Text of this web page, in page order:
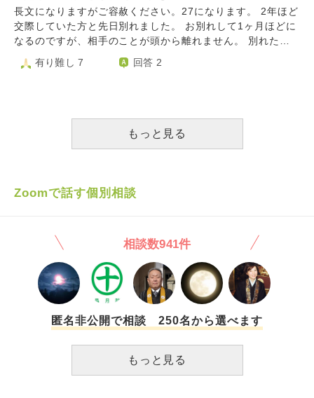
う乗り越えれるべきでしょうか。
り、自分の環境にも彼の態度にも振り回されて私は壊れてい
きました。距離、環境、自分、もう何を恨めばいいのか分か
りません。ただ、私がもっと自己を抑えていれば続いた関係
だったのかなと思って後悔してしまいます。 深い関係にな
ったあたりから、彼から支配欲を感じていました。有名大学
れられません。でも彼に幸せになってほしい。 長々とすみ
ませんが、乗り越えるために助言いただけると幸いです。
長文になりますがご容赦ください。27になります。 2年ほど
交際していた方と先日別れました。 お別れして1ヶ月ほどに
なるのですが、相手のことが頭から離れません。 別れた背
景なのですが、基本的に相手の方がサバサバしていたことも
あり、 話題を振っても基本的に正論やマジレスが多く、何
なく落ち着かなかった） 見た目や容姿、情が湧いていたこ
話は変わって、実は正式にお別れする前に、一度別れていま
す。 ですがその後すぐ、相手からやっぱりやり直せないか
両家の挨拶と準備が進む最中、どうしても自分の気持ちに蓋
をすることができなかったのか、焦燥感から次第に一緒にい
ることが辛くなっていきました。 相手は先を見据えて歩も
うとしている一方で、自分は気にかけていること（前述した
内容）が解決が難しいと感じ、足並みが揃っていないそんな
気持ちの差を感じていました。 相手の方は最後まで自分の
の末にお別れすることになりました。 元々精神的にも強く
ない私ですが、最後の方は日中に訳も分からず涙が出るほ
有り難し 7 回答 2
もっと見る
Zoomで話す個別相談
相談数941件
匿名非公開で相談 250名から選べます
もっと見る